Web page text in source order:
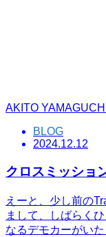
AKITO YAMAGUCHI
BLOG
2024.12.12
クロスミッショ
えーと、少し前の
まして、しばらく
なるデモカーがい